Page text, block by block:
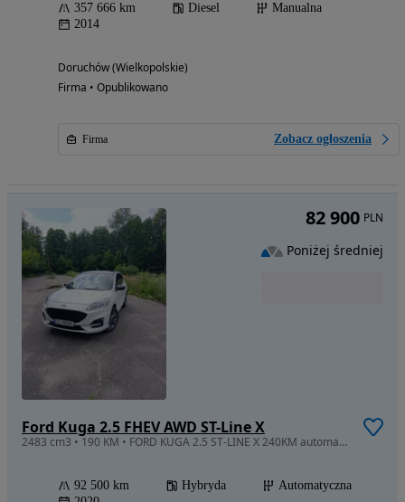
357 666 km Diesel
Manualna
2014
Doruchów (Wielkopolskie)
Firma • Opublikowano
Firma Zobacz ogłoszenia
Ford Kuga 2.5 FHEV AWD ST-Line X
2483 cm3 • 190 KM • FORD KUGA 2.5 ST-LINE X 240KM automat hybryda plug in FV VAT 23%
92 500 km Hybryda
Automatyczna
82 900 PLN
Poniżej średniej